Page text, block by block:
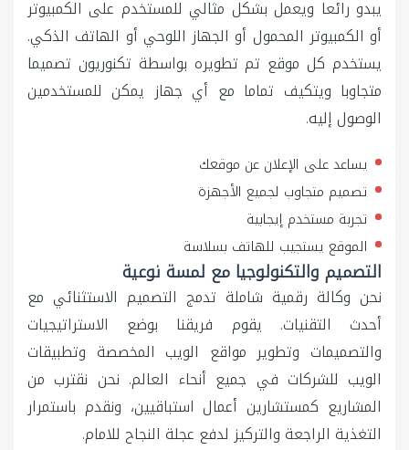
يبدو رائعا ويعمل بشكل مثالي للمستخدم على الكمبيوتر
أو الكمبيوتر المحمول أو الجهاز اللوحي أو الهاتف الذكي.
يستخدم كل موقع تم تطويره بواسطة تكنوريون تصميما
متجاوبا ويتكيف تماما مع أي جهاز يمكن للمستخدمين
الوصول إليه.
يساعد على الإعلان عن موقعك
تصميم متجاوب لجميع الأجهزة
تجربة مستخدم إيجابية
الموقع يستجيب للهاتف بسلاسة
التصميم والتكنولوجيا مع لمسة نوعية
نحن وكالة رقمية شاملة تدمج التصميم الاستثنائي مع
أحدث التقنيات. يقوم فريقنا بوضع الاستراتيجيات
والتصميمات وتطوير مواقع الويب المخصصة وتطبيقات
الويب للشركات في جميع أنحاء العالم. نحن نقترب من
المشاريع كمستشارين أعمال استباقيين، ونقدم باستمرار
التغذية الراجعة والتركيز لدفع عجلة النجاح للامام.